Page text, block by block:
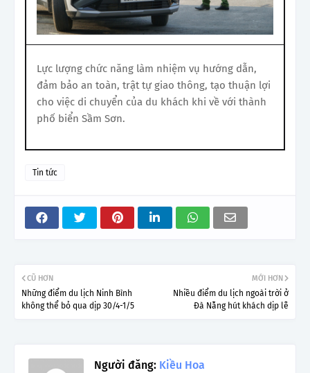
Lực lượng chức năng làm nhiệm vụ hướng dẫn,
đảm bảo an toàn, trật tự giao thông, tạo thuận lợi
cho việc di chuyển của du khách khi về với thành
phố biển Sầm Sơn.
Tin tức
MỚI HƠN
Nhiều điểm du lịch ngoài trời ở
Đà Nẵng hút khách dịp lễ
CŨ HƠN
Những điểm du lịch Ninh Bình
không thể bỏ qua dịp 30/4-1/5
Người đăng: Kiều Hoa